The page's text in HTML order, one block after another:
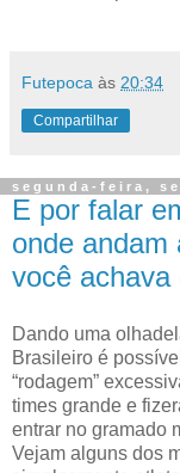
Futepoca às 20:34
Compartilhar
segunda-feira,
E por falar
onde andam
você achava
Dando uma
Brasileiro é
“rodagem”
times grande e
entrar no gramado
Vejam alguns dos